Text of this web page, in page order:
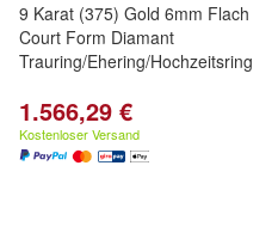
9 Karat (375) Gold 6mm Flach
Court Form Diamant
Trauring/Ehering/Hochzeitsring
1.566,29 €
Kostenloser Versand